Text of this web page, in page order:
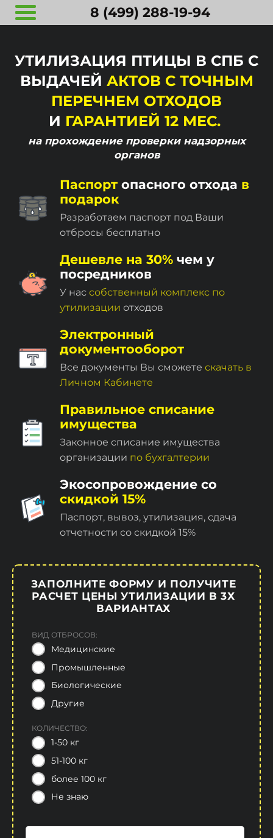
8 (499) 288-19-94
УТИЛИЗАЦИЯ ПТИЦЫ В СПБ С
ВЫДАЧЕЙ АКТОВ С ТОЧНЫМ
ПЕРЕЧНЕМ ОТХОДОВ
И ГАРАНТИЕЙ 12 МЕС.
на прохождение проверки надзорных
органов
Паспорт опасного отхода в
подарок
Разработаем паспорт под Ваши
отбросы бесплатно
Дешевле на 30% чем у
посредников
У нас собственный комплекc по
утилизации отходов
Электронный
документооборот
Все документы Вы сможете скачать в
Личном Кабинете
Правильное списание
имущества
Законное списание имущества
организации по бухгалтерии
Экосопровождение со
скидкой 15%
Паспорт, вывоз, утилизация, сдача
отчетности со скидкой 15%
ЗАПОЛНИТЕ ФОРМУ И ПОЛУЧИТЕ
РАСЧЕТ ЦЕНЫ УТИЛИЗАЦИИ В 3Х
ВАРИАНТАХ
ВИД ОТБРОСОВ:
Медицинские
Промышленные
Биологические
Другие
КОЛИЧЕСТВО:
1-50 кг
51-100 кг
более 100 кг
Не знаю